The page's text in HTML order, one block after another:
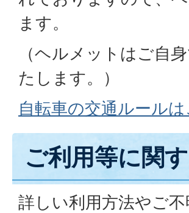
ます。
（ヘルメットはご自
たします。）
自転車の交通ルール
ご利用等に関
詳しい利用方法やご